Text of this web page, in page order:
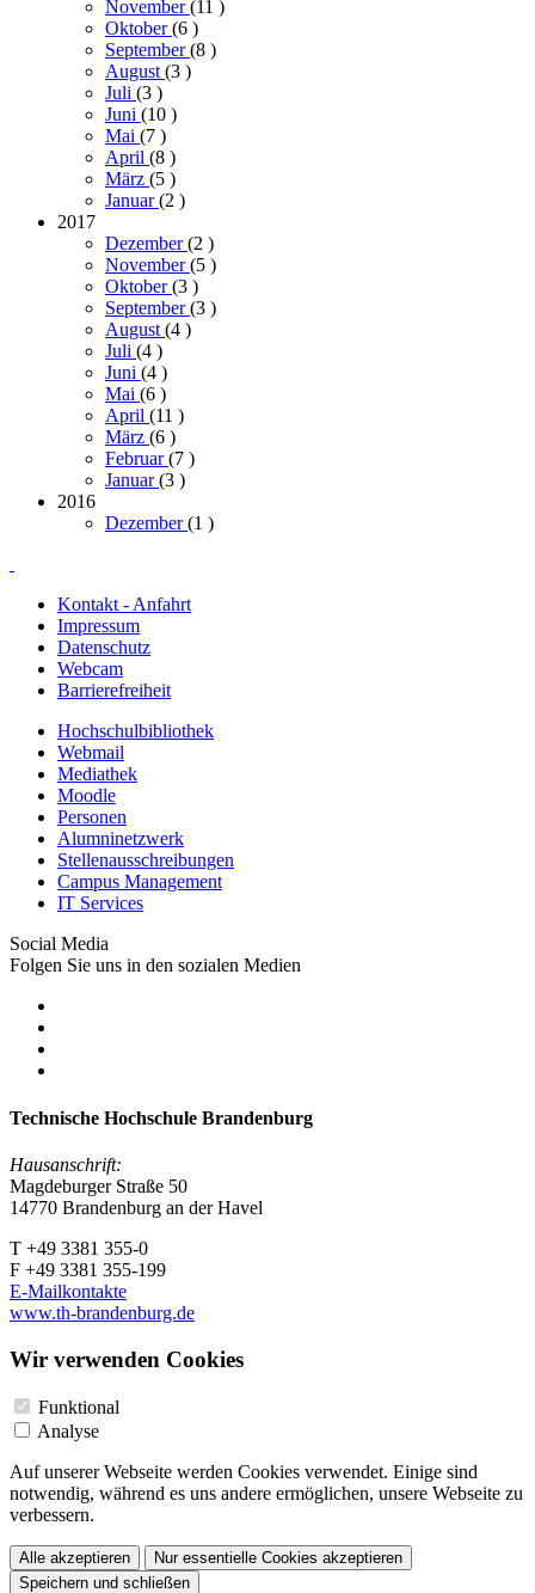
November(11 )
Oktober(6 )
September(8 )
August(3 )
Juli (3 )
Juni (10 )
Mai (7 )
April (8 )
März (5 )
Januar(2 )
2017
Dezember(2 )
November(5 )
Oktober(3 )
September(3 )
August(4 )
Juli (4 )
Juni (4 )
Mai (6 )
April (11 )
März (6 )
Februar(7 )
Januar(3 )
2016
Dezember(1 )
Kontakt - Anfahrt
Impressum
Datenschutz
Webcam
Barrierefreiheit
Hochschulbibliothek
Webmail
Mediathek
Moodle
Personen
Alumninetzwerk
Stellenausschreibungen
Campus Management
IT Services
Social Media
Folgen Sie uns in den sozialen Medien
Technische Hochschule Brandenburg
Hausanschrift:
Magdeburger Straße 50
14770 Brandenburg an der Havel
T +49 3381 355-0
F +49 3381 355-199
E-Mailkontakte
www.th-brandenburg.de
Wir verwenden Cookies
Funktional
Analyse
Auf unserer Webseite werden Cookies verwendet. Einige sind
notwendig, während es uns andere ermöglichen, unsere Webseite zu
verbessern.
Alle akzeptieren
Nur essentielle Cookies akzeptieren
Speichern und schließen